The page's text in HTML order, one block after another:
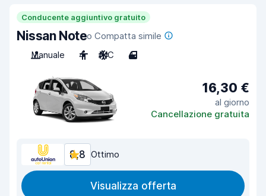
Conducente aggiuntivo gratuito
Nissan Noteo Compatta simile
Manuale
4 A/C 4
16,30 €
al giorno
Cancellazione gratuita
8,8 Ottimo
Visualizza offerta